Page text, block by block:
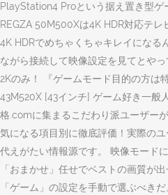
PlayStation4 Proという据え置き型ゲ
REGZA 50M500Xは4K HDR対応テ
4K HDRでめちゃくちゃキレイになる
ながら接続して映像設定を見てとや
2Kのみ！ 『ゲームモード目的の方は
43M520X [43インチ] ゲーム好き一般
格.comに集まるこだわり派ユーザー
気になる項目別に徹底評価！実際の
代えがたい情報源です。 映像モード
「おまかせ」任せでベストの画質が
「ゲーム」の設定を手動で選ぶべき